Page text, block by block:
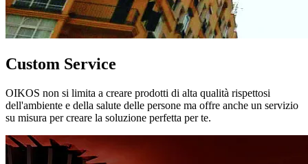
Custom Service
OIKOS non si limita a creare prodotti di alta qualità rispettosi
dell'ambiente e della salute delle persone ma offre anche un servizio
su misura per creare la soluzione perfetta per te.